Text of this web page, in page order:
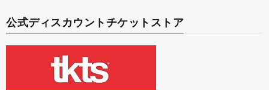
公式ディスカウントチケットストア